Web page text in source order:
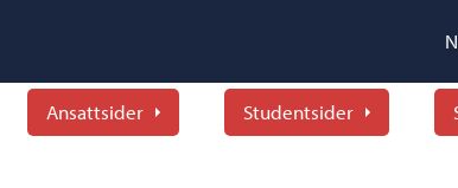
Ansattsider Studentsider